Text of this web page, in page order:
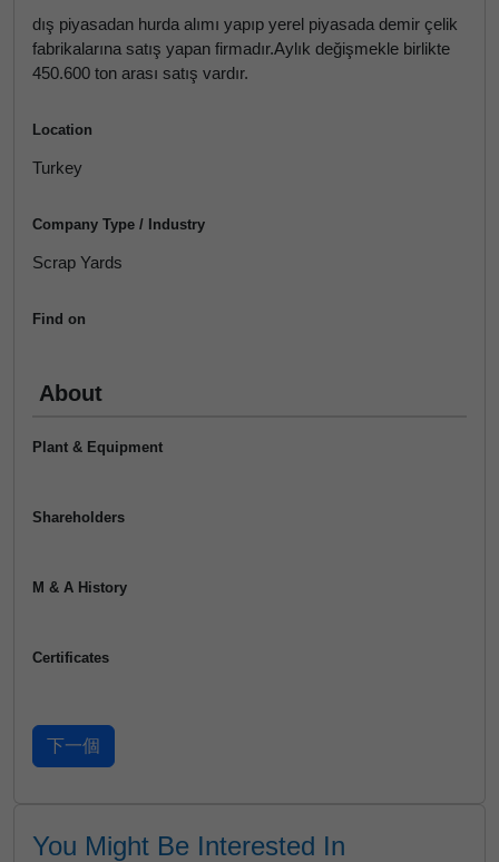
dış piyasadan hurda alımı yapıp yerel piyasada demir çelik
fabrikalarına satış yapan firmadır.Aylık değişmekle birlikte
450.600 ton arası satış vardır.
Location
Turkey
Company Type / Industry
Scrap Yards
Find on
About
Plant & Equipment
Shareholders
M & A History
Certificates
You Might Be Interested In